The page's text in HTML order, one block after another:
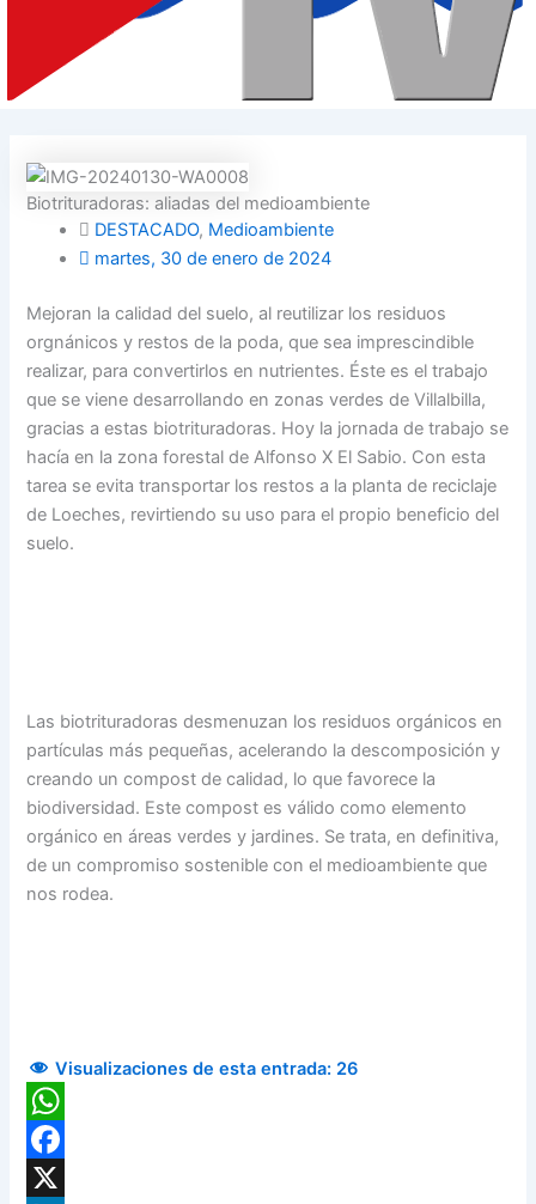
Biotrituradoras: aliadas del medioambiente
DESTACADO, Medioambiente
martes, 30 de enero de 2024
Mejoran la calidad del suelo, al reutilizar los residuos
orgnánicos y restos de la poda, que sea imprescindible
realizar, para convertirlos en nutrientes. Éste es el trabajo
que se viene desarrollando en zonas verdes de Villalbilla,
gracias a estas biotrituradoras. Hoy la jornada de trabajo se
hacía en la zona forestal de Alfonso X El Sabio. Con esta
tarea se evita transportar los restos a la planta de reciclaje
de Loeches, revirtiendo su uso para el propio beneficio del
suelo.
Las biotrituradoras desmenuzan los residuos orgánicos en
partículas más pequeñas, acelerando la descomposición y
creando un compost de calidad, lo que favorece la
biodiversidad. Este compost es válido como elemento
orgánico en áreas verdes y jardines. Se trata, en definitiva,
de un compromiso sostenible con el medioambiente que
nos rodea.
Visualizaciones de esta entrada: 26
WhatsApp
Facebook